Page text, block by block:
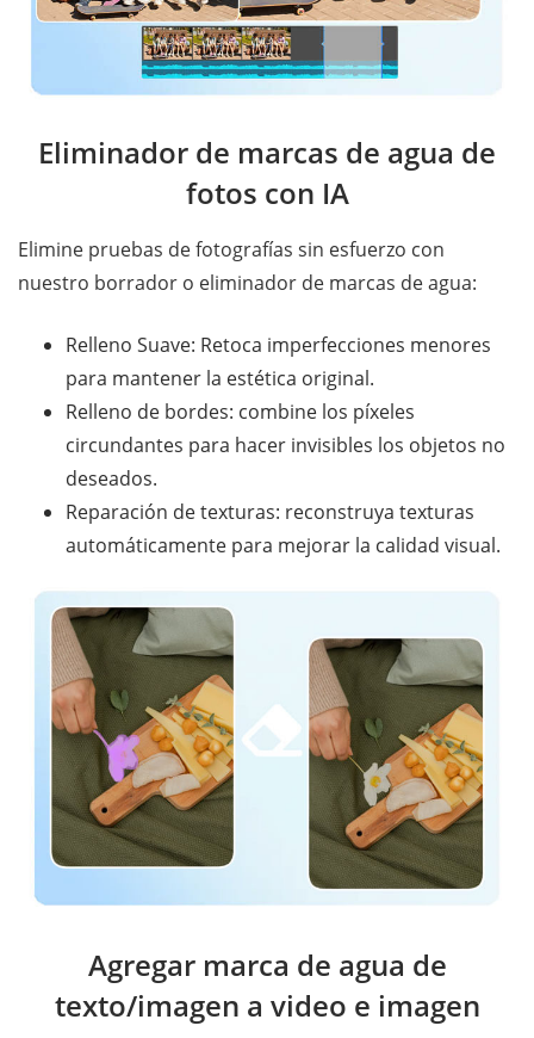
Eliminador de marcas de agua de
fotos con IA
Elimine pruebas de fotografías sin esfuerzo con
nuestro borrador o eliminador de marcas de agua:
Relleno Suave: Retoca imperfecciones menores
para mantener la estética original.
Relleno de bordes: combine los píxeles
circundantes para hacer invisibles los objetos no
deseados.
Reparación de texturas: reconstruya texturas
automáticamente para mejorar la calidad visual.
Agregar marca de agua de
texto/imagen a video e imagen